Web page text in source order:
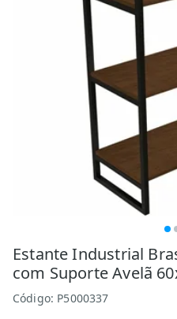
Estante Industrial
com Suporte Avelã
Código: P5000337